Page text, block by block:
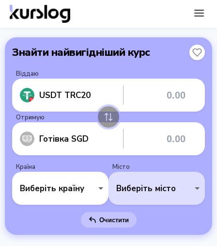
Знайти найвигідніший курс
Віддаю
USDT TRC20
Отримую
Готівка SGD
Країна
Виберіть країну
Місто
Виберіть місто
Очистити